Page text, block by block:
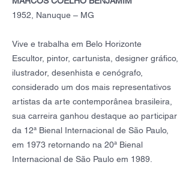
1952, Nanuque – MG
Vive e trabalha em Belo Horizonte
Escultor, pintor, cartunista, designer gráfico,
ilustrador, desenhista e cenógrafo,
considerado um dos mais representativos
artistas da arte contemporânea brasileira,
sua carreira ganhou destaque ao participar
da 12ª Bienal Internacional de São Paulo,
em 1973 retornando na 20ª Bienal
Internacional de São Paulo em 1989.